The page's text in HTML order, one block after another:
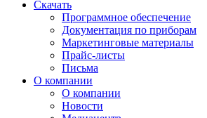
Скачать
Программное обеспечение
Документация по приборам
Маркетинговые материалы
Прайс-листы
Письма
О компании
О компании
Новости